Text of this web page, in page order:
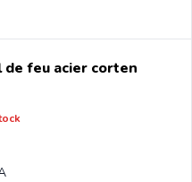
de feu acier corten